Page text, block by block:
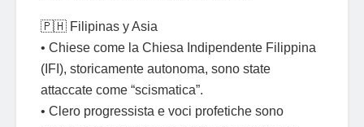
🇵🇭 Filipinas y Asia
• Chiese come la Chiesa Indipendente Filippina
(IFI), storicamente autonoma, sono state
attaccate come “scismatica”.
• Clero progressista e voci profetiche sono